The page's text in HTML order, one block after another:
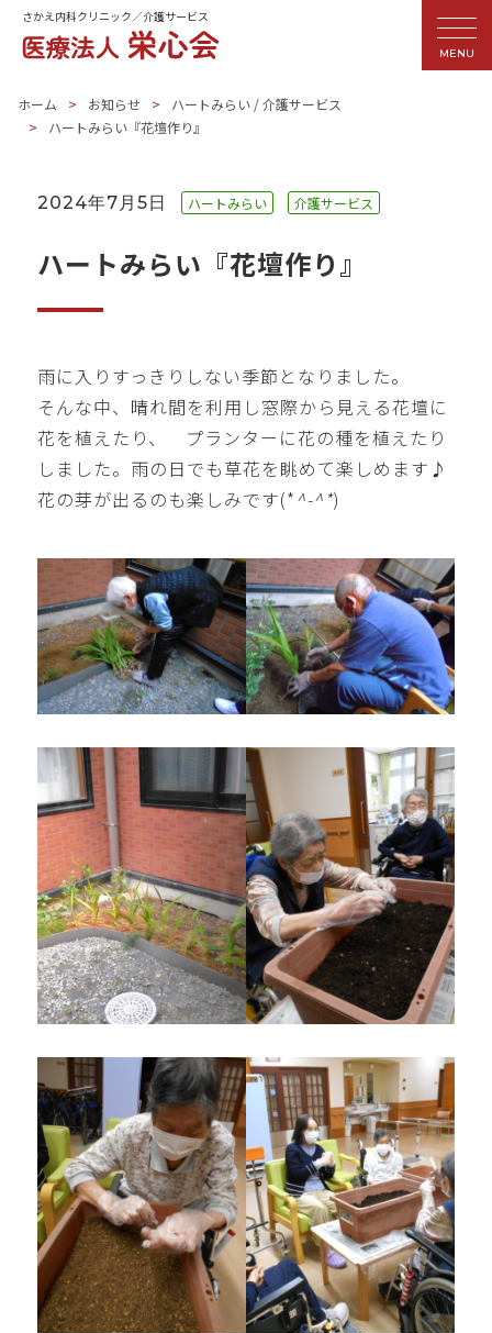
MENU
さかえ内科クリニック／介護サービス
ホーム お知らせ ハートみらい /介護サービス
ハートみらい『花壇作り』
2024年7月5日 ハートみらい 介護サービス
ハートみらい『花壇作り』
雨に入りすっきりしない季節となりました。
そんな中、晴れ間を利用し窓際から見える花壇に
花を植えたり、 プランターに花の種を植えたり
しました。雨の日でも草花を眺めて楽しめます♪
花の芽が出るのも楽しみです(*^-^*)